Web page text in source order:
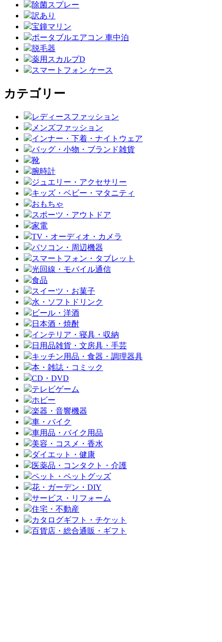
除菌スプレー
訳あり
宝鐘マリン
ポータブルエアコン 車中泊
脱毛器
薬用スカルプD
スマートフォン ケース
カテゴリー
レディースファッション
メンズファッション
インナー・下着・ナイトウェア
バッグ・小物・ブランド雑貨
靴
腕時計
ジュエリー・アクセサリー
キッズ・ベビー・マタニティ
おもちゃ
スポーツ・アウトドア
家電
TV・オーディオ・カメラ
パソコン・周辺機器
スマートフォン・タブレット
光回線・モバイル通信
食品
スイーツ・お菓子
水・ソフトドリンク
ビール・洋酒
日本酒・焼酎
インテリア・寝具・収納
日用品雑貨・文房具・手芸
キッチン用品・食器・調理器具
本・雑誌・コミック
CD・DVD
テレビゲーム
ホビー
楽器・音響機器
車・バイク
車用品・バイク用品
美容・コスメ・香水
ダイエット・健康
医薬品・コンタクト・介護
ペット・ペットグッズ
花・ガーデン・DIY
サービス・リフォーム
住宅・不動産
カタログギフト・チケット
百貨店・総合通販・ギフト